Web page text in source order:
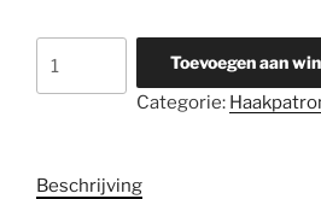
Billjoy
Toevoegen aan
Categorie:
Beschrijving